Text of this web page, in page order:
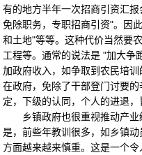
有的地方半年一次招商引资汇
免除职务，专职招商引资"。因
和土地"等等。这种代价当然要
工程等。通常的说法是 "加大争
加政府收入，如争取到农民培
在政府，免除了干部登门讨要
定，下级的认同，个人的进退，
乡镇政府也很重视推动产业
是，前些年教训很多，如乡镇
方面越来越来慎重。这是一个令